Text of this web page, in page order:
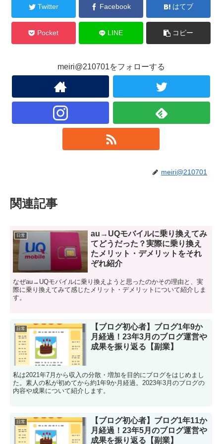
Twitter Facebook はてブ
Pocket LINE コピー
meiri@210701をフォローする
meiri@210701
関連記事
日常
au→UQモバイルに乗り換えてみ
てどうだった？実際に乗り換え
たメリット・デメリットをそれ
ぞれ紹介
なぜau→UQモバイルに乗り換えようと思ったのかその理由と、実
際に乗り換えてみて感じたメリット・デメリットについて紹介しま
す。
日常
【ブログ初心者】ブログ1年9か
月経過！23年3月のブログ運営や
成果を振り返る【副業】
私は2021年7月から収入の分散・増加を目的にブログをはじめまし
た。素人の私が初めてから約1年9か月経過。2023年3月のブログの
内容や成果について紹介します。
日常
【ブログ初心者】ブログ1年11か
月経過！23年5月のブログ運営や
成果を振り返る【副業】